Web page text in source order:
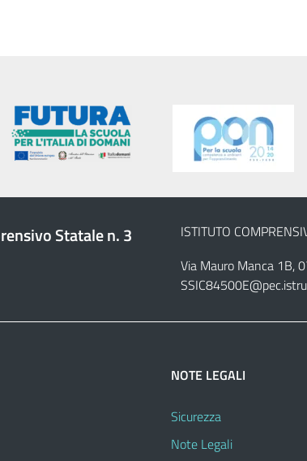
Statale n. 3
ISTITUTO
Via Mauro Manca 1B,
NOTE LEGALI
Sicurezza
Note Legali